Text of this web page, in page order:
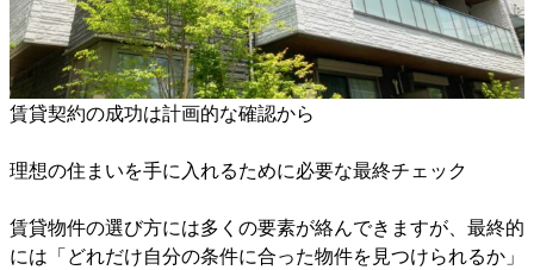
賃貸契約の成功は計画的な確認から
理想の住まいを手に入れるために必要な最終チェック
賃貸物件の選び方には多くの要素が絡んできますが、最終的
には「どれだけ自分の条件に合った物件を見つけられるか」